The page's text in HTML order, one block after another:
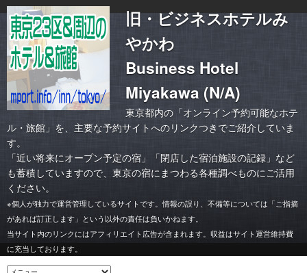
旧・ビジネスホテルみ
やかわ
Business Hotel
Miyakawa (N/A)
東京都内の「オンライン予約可能なホテ
ル・旅館」を、主要な予約サイトへのリンクつきでご紹介していま
す。
「近い将来にオープン予定の宿 」「閉店した宿泊施設の記録 」など
も蓄積していますので、東京の宿にまつわる各種調べものにご活用
ください。
※個人が独力で運営管理しているサイトです。情報の誤り、不備等については「ご指摘
があれば訂正します」という以外の責任は負いかねます。
当サイト内のリンクにはアフィリエイト広告が含まれます。収益はサイト運営維持費
に充当しております。